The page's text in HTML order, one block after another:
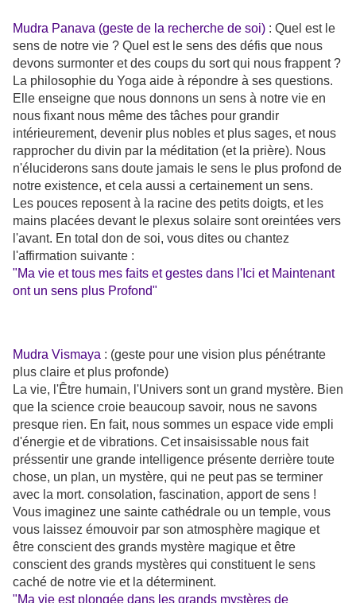
Mudra Panava (geste de la recherche de soi) : Quel est le
sens de notre vie ? Quel est le sens des défis que nous
devons surmonter et des coups du sort qui nous frappent ?
La philosophie du Yoga aide à répondre à ses questions.
Elle enseigne que nous donnons un sens à notre vie en
nous fixant nous même des tâches pour grandir
intérieurement, devenir plus nobles et plus sages, et nous
rapprocher du divin par la méditation (et la prière). Nous
n'éluciderons sans doute jamais le sens le plus profond de
notre existence, et cela aussi a certainement un sens.
Les pouces reposent à la racine des petits doigts, et les
mains placées devant le plexus solaire sont oreintées vers
l'avant. En total don de soi, vous dites ou chantez
l'affirmation suivante :
"Ma vie et tous mes faits et gestes dans l'Ici et Maintenant
ont un sens plus Profond"
Mudra Vismaya : (geste pour une vision plus pénétrante
plus claire et plus profonde)
La vie, l'Être humain, l'Univers sont un grand mystère. Bien
que la science croie beaucoup savoir, nous ne savons
presque rien. En fait, nous sommes un espace vide empli
d'énergie et de vibrations. Cet insaisissable nous fait
préssentir une grande intelligence présente derrière toute
chose, un plan, un mystère, qui ne peut pas se terminer
avec la mort. consolation, fascination, apport de sens !
Vous imaginez une sainte cathédrale ou un temple, vous
vous laissez émouvoir par son atmosphère magique et
être conscient des grands mystère magique et être
conscient des grands mystères qui constituent le sens
caché de notre vie et la déterminent.
"Ma vie est plongée dans les grands mystères de